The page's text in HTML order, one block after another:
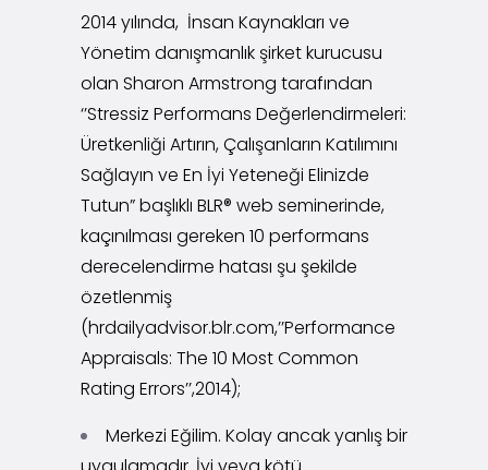
2014 yılında, İnsan Kaynakları ve
Yönetim danışmanlık şirket kurucusu
olan Sharon Armstrong tarafından
‘’Stressiz Performans Değerlendirmeleri:
Üretkenliği Artırın, Çalışanların Katılımını
Sağlayın ve En İyi Yeteneği Elinizde
Tutun” başlıklı BLR® web seminerinde,
kaçınılması gereken 10 performans
derecelendirme hatası şu şekilde
özetlenmiş
(hrdailyadvisor.blr.com,’’Performance
Appraisals: The 10 Most Common
Rating Errors’’,2014);
Merkezi Eğilim. Kolay ancak yanlış bir